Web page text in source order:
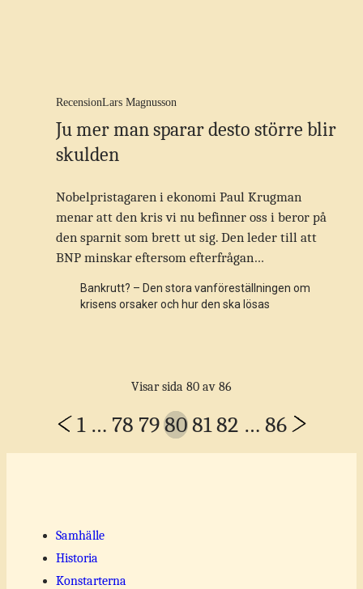
RecensionLars Magnusson
Ju mer man sparar desto större blir
skulden
Nobelpristagaren i ekonomi Paul Krugman
menar att den kris vi nu befinner oss i beror på
den sparnit som brett ut sig. Den leder till att
BNP minskar eftersom efterfrågan…
Bankrutt? – Den stora vanföreställningen om
krisens orsaker och hur den ska lösas
Visar sida 80 av 86
PagePrevious
Page
1 … 78 7980 81 82 … 86 Next
Page
Samhälle
Historia
Konstarterna